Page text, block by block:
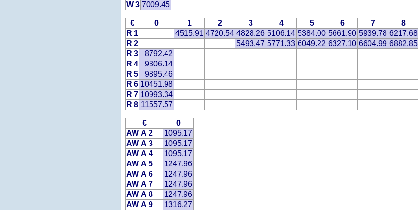
W 3 7009.45
€ 0 1 2 3 4 5 6 7 8
R 1
4515.91 4720.54 4828.26 5106.14 5384.00 5661.90 5939.78 6217.68
R 2
5493.47 5771.33 6049.22 6327.10 6604.99 6882.85
R 3
8792.42
R 4
9306.14
R 5
9895.46
R 6 10451.98
R 7 10993.34
R 8 11557.57
€
0
AW A 2
1095.17
AW A 3
1095.17
AW A 4
1095.17
AW A 5
1247.96
AW A 6
1247.96
AW A 7
1247.96
AW A 8
1247.96
AW A 9
1316.27